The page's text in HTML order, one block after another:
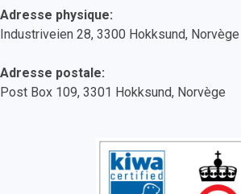
Adresse physique:
Industriveien 28, 3300 Hokksund, Norvège
Adresse postale:
Post Box 109, 3301 Hokksund, Norvège